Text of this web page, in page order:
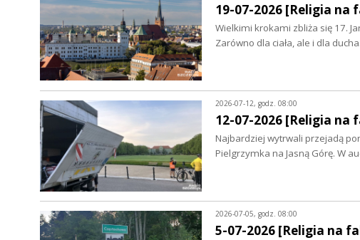
19-07-2026 [Religia na
Wielkimi krokami zbliża się 17.
Zarówno dla ciała, ale i dla ducha.
2026-07-12, godz. 08:00
12-07-2026 [Religia na
Najbardziej wytrwali przejadą
Pielgrzymka na Jasną Górę. W
2026-07-05, godz. 08:00
5-07-2026 [Religia na